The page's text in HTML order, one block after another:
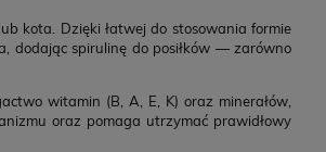
kota. Dzięki łatwej do stosowania formie
dodając spirulinę do posiłków — zarówno
witamin (B, A, E, K) oraz minerałów,
oraz pomaga utrzymać prawidłowy